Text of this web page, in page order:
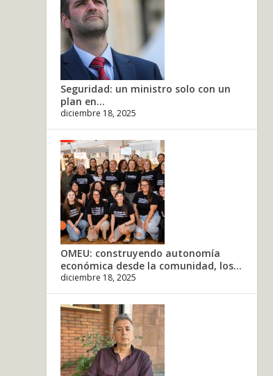
Seguridad: un ministro solo con un
plan en...
diciembre 18, 2025
OMEU: construyendo autonomía
económica desde la comunidad, los...
diciembre 18, 2025